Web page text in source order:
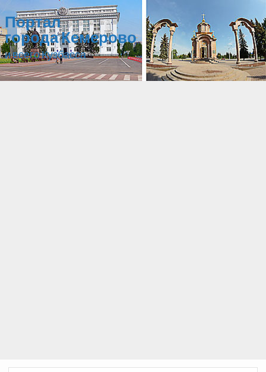
Портал
города Кемерово
и всего Кузбасса